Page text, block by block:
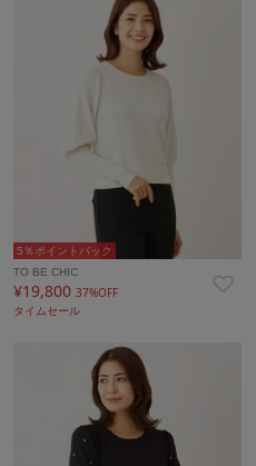
5％ポイントバック
TO BE CHIC
¥19,800 37%OFF
タイムセール